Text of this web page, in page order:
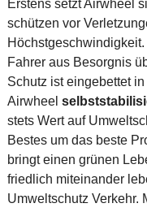
Erstens setzt Airwheel
schützen vor
Fahrer aus Besorgnis
Schutz ist eingebettet
Airwheel
stets Wert auf
Bestes um das beste
bringt einen grünen
friedlich miteinander
Umweltschutz Verkehr.